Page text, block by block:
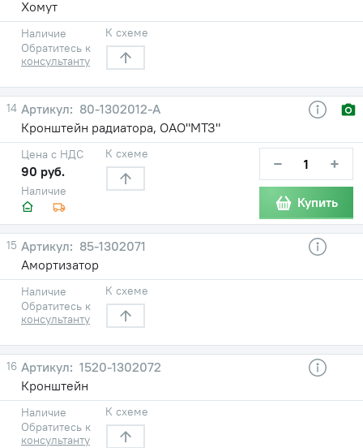
Хомут
Наличие
Обратитесь к
консультанту
К схеме
14
80-1302012-А
Кронштейн радиатора, ОАО"МТЗ"
Наличие
Цена с НДС
90 руб.
К схеме − +
Купить
15
85-1302071
Амортизатор
Наличие
Обратитесь к
консультанту
К схеме
16
1520-1302072
Кронштейн
Наличие
Обратитесь к
консультанту
К схеме